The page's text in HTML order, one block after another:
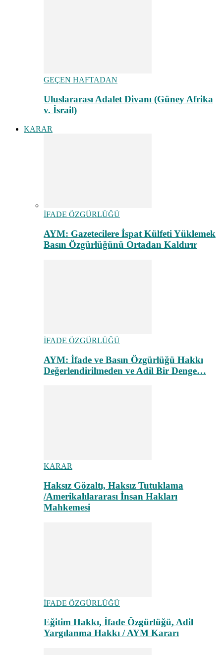
GEÇEN HAFTADAN
Uluslararası Adalet Divanı (Güney Afrika
v. İsrail)
KARAR
İFADE ÖZGÜRLÜĞÜ
AYM: Gazetecilere İspat Külfeti Yüklemek
Basın Özgürlüğünü Ortadan Kaldırır
İFADE ÖZGÜRLÜĞÜ
AYM: İfade ve Basın Özgürlüğü Hakkı
Değerlendirilmeden ve Adil Bir Denge…
KARAR
Haksız Gözaltı, Haksız Tutuklama
/Amerikalılararası İnsan Hakları
Mahkemesi
İFADE ÖZGÜRLÜĞÜ
Eğitim Hakkı, İfade Özgürlüğü, Adil
Yargılanma Hakkı / AYM Kararı